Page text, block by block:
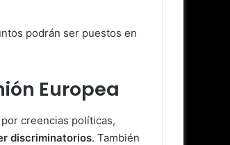
podrán ser puestos en
Europea
creencias políticas,
discriminatorios. También